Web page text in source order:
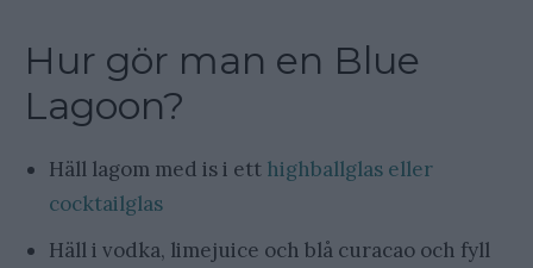
Hur gör man en Blue
Lagoon?
Häll lagom med is i ett highballglas eller
cocktailglas
Häll i vodka, limejuice och blå curacao och fyll